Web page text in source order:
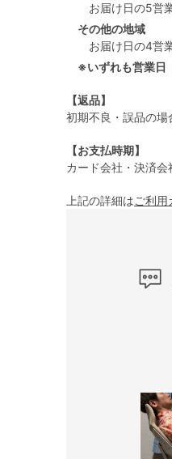
お届け日の5営
その他の地域
お届け日の4営
※いずれも営業日
【返品】
初期不良・誤品の場
【お支払時期】
カード会社・決済会
上記の詳細はご利用